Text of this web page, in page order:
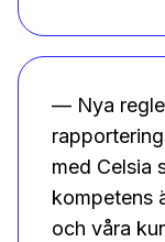
— Nya
med Celsia
kompetens
och våra